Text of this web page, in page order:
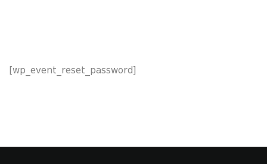
[wp_event_reset_password]